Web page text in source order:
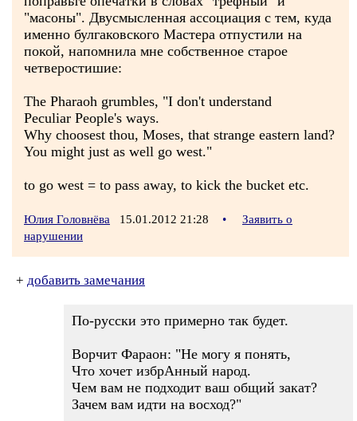
"масоны". Двусмысленная ассоциация с тем, куда
именно булгаковского Мастера отпустили на
покой, напомнила мне собственное старое
четверостишие:
The Pharaoh grumbles, "I don't understand
Peculiar People's ways.
Why choosest thou, Moses, that strange eastern land?
You might just as well go west."
to go west = to pass away, to kick the bucket etc.
Юлия Головнёва 15.01.2012 21:28 •
Заявить о
нарушении
+ добавить замечания
По-русски это примерно так будет.
Ворчит Фараон: "Не могу я понять,
Что хочет избрАнный народ.
Чем вам не подходит ваш общий закат?
Зачем вам идти на восход?"